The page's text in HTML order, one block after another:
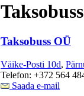
Taksobuss OÜ
Väike-Posti 10d,
Telefon: +372 564
Saada e-mail